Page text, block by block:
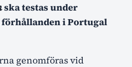
ska testas under
i Portugal
genomföras vid